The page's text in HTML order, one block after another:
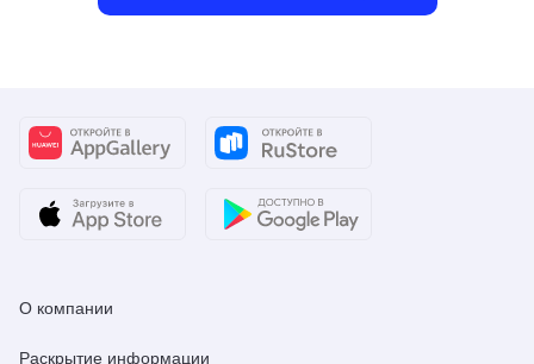
О компании
Раскрытие информации